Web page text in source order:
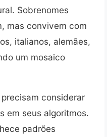
Sobrenomes
mas convivem com
italianos, alemães,
um mosaico
considerar
em seus algoritmos.
padrões